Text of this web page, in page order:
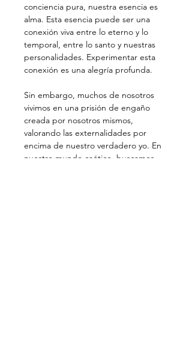
conciencia pura, nuestra esencia es
alma. Esta esencia puede ser una
conexión viva entre lo eterno y lo
temporal, entre lo santo y nuestras
personalidades. Experimentar esta
conexión es una alegría profunda.
Sin embargo, muchos de nosotros
vivimos en una prisión de engaño
creada por nosotros mismos,
valorando las externalidades por
encima de nuestro verdadero yo. En
nuestro mundo caótico, buscamos